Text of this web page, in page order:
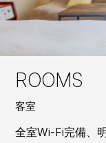
ROOMS
客室
全室Wi-Fi完備、